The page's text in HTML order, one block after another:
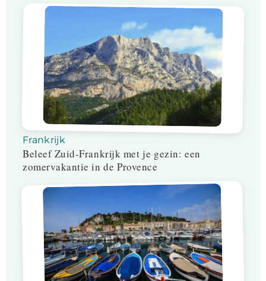
Frankrijk
Beleef Zuid-Frankrijk met je gezin: een
zomervakantie in de Provence